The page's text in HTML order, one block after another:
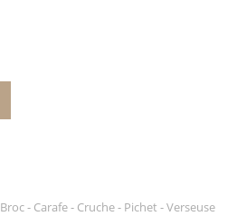
Broc - Carafe - Cruche - Pichet - Verseuse